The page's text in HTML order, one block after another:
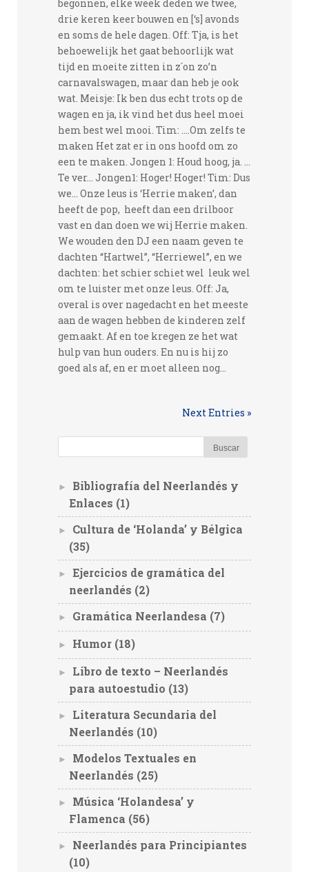
begonnen, elke week deden we twee,
drie keren keer bouwen en [‘s] avonds
en soms de hele dagen. Off: Tja, is het
behoewelijk het gaat behoorlijk wat
tijd en moeite zitten in z´on zo’n
carnavalswagen, maar dan heb je ook
wat. Meisje: Ik ben dus echt trots op de
wagen en ja, ik vind het dus heel moei
hem best wel mooi. Tim: ....Om zelfs te
maken Het zat er in ons hoofd om zo
een te maken. Jongen 1: Houd hoog, ja. ...
Te ver... Jongen1: Hoger! Hoger! Tim: Dus
we... Onze leus is ‘Herrie maken’, dan
heeft de pop, heeft dan een drilboor
vast en dan doen we wij Herrie maken.
We wouden den DJ een naam geven te
dachten “Hartwel”, “Herriewel”, en we
dachten: het schier schiet wel leuk wel
om te luister met onze leus. Off: Ja,
overal is over nagedacht en het meeste
aan de wagen hebben de kinderen zelf
gemaakt. Af en toe kregen ze het wat
hulp van hun ouders. En nu is hij zo
goed als af, en er moet alleen nog...
Next Entries »
►
Bibliografía del Neerlandés y
Enlaces (1)
►
Cultura de ‘Holanda’ y Bélgica
(35)
►
Ejercicios de gramática del
neerlandés (2)
► Gramática Neerlandesa (7)
► Humor (18)
►
Libro de texto – Neerlandés
para autoestudio (13)
►
Literatura Secundaria del
Neerlandés (10)
►
Modelos Textuales en
Neerlandés (25)
►
Música ‘Holandesa’ y
Flamenca (56)
►
Neerlandés para Principiantes
(10)